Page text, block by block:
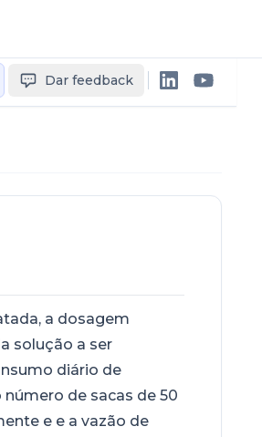
Dar feedback
a dosagem
solução a ser
diário de
de sacas de 50
e e a vazão de